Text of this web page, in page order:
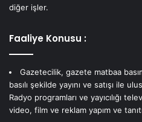
diğer işler.
Faaliye Konusu :
Gazetecilik, gazete matbaa
basılı şekilde yayını ve satışı ile
Radyo programları ve yayıcılığı
video, film ve reklam yapım ve